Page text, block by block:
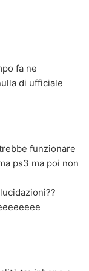
fa ne
di ufficiale
funzionare
ps3 ma poi non